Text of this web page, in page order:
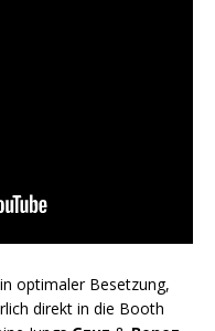
optimaler Besetzung,
direkt in die Booth